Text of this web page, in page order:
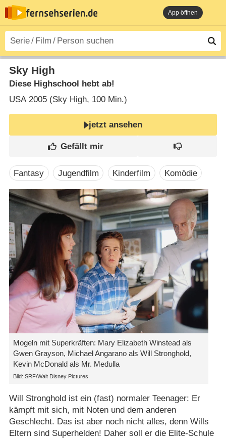
App öffnen
Sky High
Diese Highschool hebt ab!
USA2005 (Sky High‎, 100 Min.)
jetzt ansehen
Fantasy Jugendfilm Kinderfilm Komödie
Mogeln mit Superkräften: Mary Elizabeth Winstead als
Gwen Grayson, Michael Angarano als Will Stronghold,
Kevin McDonald als Mr. Medulla
Bild: SRF/​Walt Disney Pictures
Will Stronghold ist ein (fast) normaler Teenager: Er
kämpft mit sich, mit Noten und dem anderen
Geschlecht. Das ist aber noch nicht alles, denn Wills
Eltern sind Superhelden! Daher soll er die Elite-Schule